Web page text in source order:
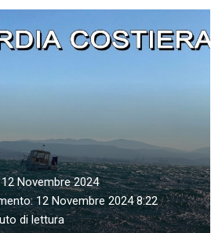
12 Novembre 2024
12 Novembre 2024 8:22
di lettura